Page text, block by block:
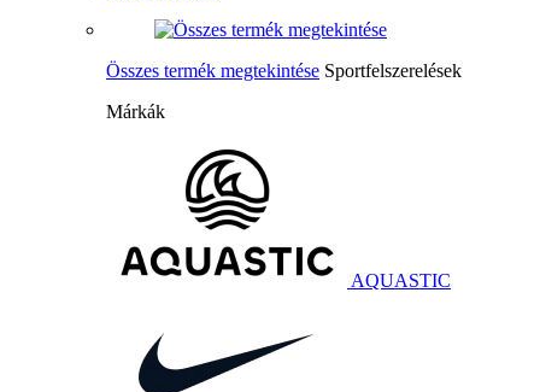
Összes termék megtekintése Sportfelszerelések
Márkák
AQUASTIC